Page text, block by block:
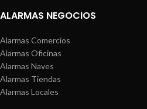
ALARMAS NEGOCIOS
Alarmas Comercios
Alarmas Oficinas
Alarmas Naves
Alarmas Tiendas
Alarmas Locales